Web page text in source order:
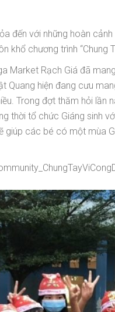
đến với những hoàn
khổ chương trình
Market Rạch Giá đã
Quang hiện đang cưu
Trong đợt thăm hỏi
thời tổ chức Giáng sinh
giúp các bé có một mùa